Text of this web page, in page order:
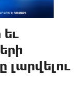
լարվելու